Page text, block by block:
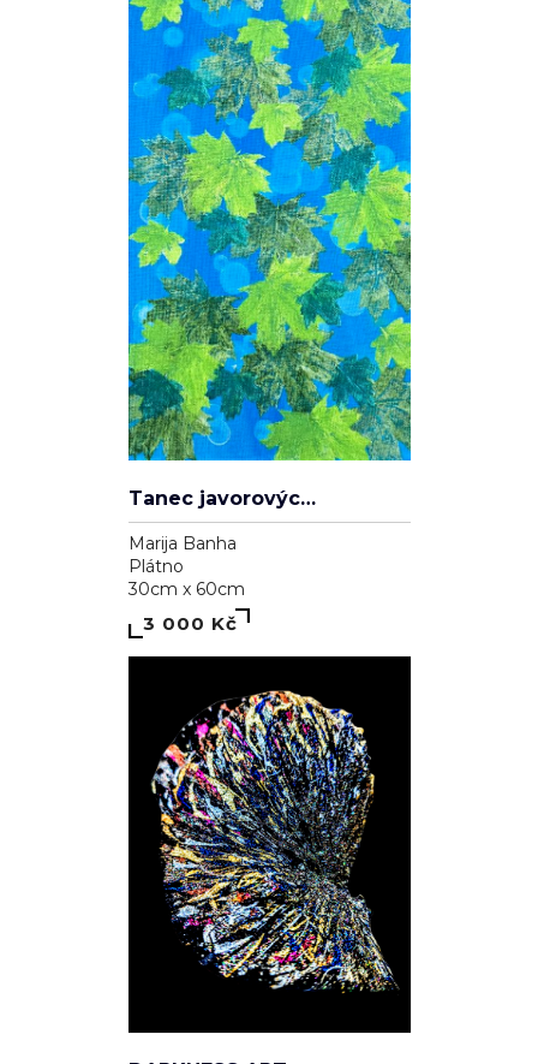
Tanec javorových listů
Plátno
30cm x 60cm
3 000 Kč